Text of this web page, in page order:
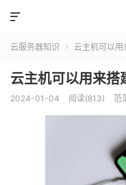

云服务器知识  云主机可以用
云主机可以用来搭
2024-01-04 阅读(813) 范